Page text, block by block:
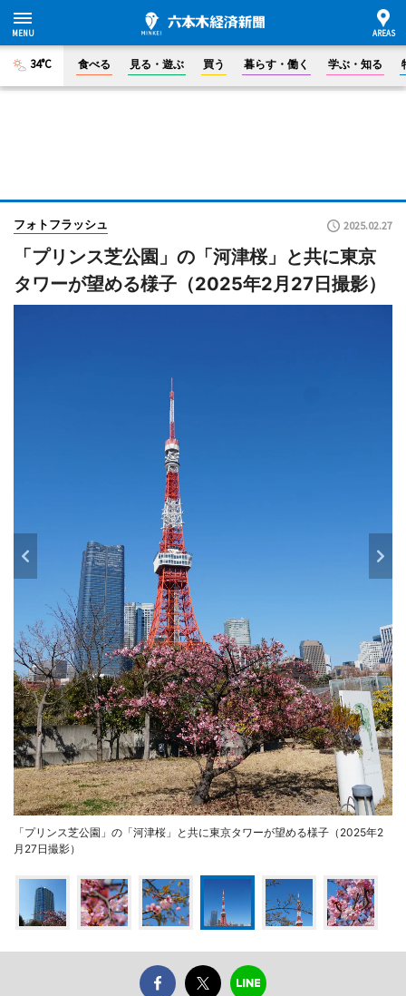
34°C 食べる 見る・遊ぶ 買う 暮らす・働く 学ぶ・知る
フォトフラッシュ 2025.02.27
「プリンス芝公園」の「河津桜」と共に東京
タワーが望める様子（2025年2月27日撮影）
「プリンス芝公園」の「河津桜」と共に東京タワーが望める様子（2025年2
月27日撮影）